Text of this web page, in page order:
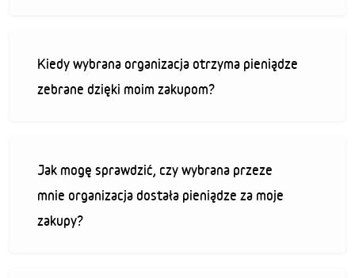
Kiedy wybrana organizacja otrzyma pieniądze
zebrane dzięki moim zakupom?
Jak mogę sprawdzić, czy wybrana przeze
mnie organizacja dostała pieniądze za moje
zakupy?